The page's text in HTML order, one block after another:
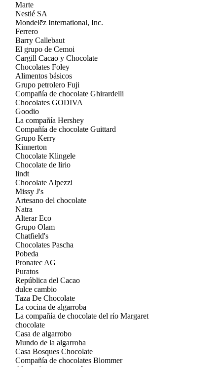
Marte
Nestlé SA
Mondelēz International, Inc.
Ferrero
Barry Callebaut
El grupo de Cemoi
Cargill Cacao y Chocolate
Chocolates Foley
Alimentos básicos
Grupo petrolero Fuji
Compañía de chocolate Ghirardelli
Chocolates GODIVA
Goodio
La compañía Hershey
Compañía de chocolate Guittard
Grupo Kerry
Kinnerton
Chocolate Klingele
Chocolate de lirio
lindt
Chocolate Alpezzi
Missy J's
Artesano del chocolate
Natra
Alterar Eco
Grupo Olam
Chatfield's
Chocolates Pascha
Pobeda
Pronatec AG
Puratos
República del Cacao
dulce cambio
Taza De Chocolate
La cocina de algarroba
La compañía de chocolate del río Margaret
chocolate
Casa de algarrobo
Mundo de la algarroba
Casa Bosques Chocolate
Compañía de chocolates Blommer